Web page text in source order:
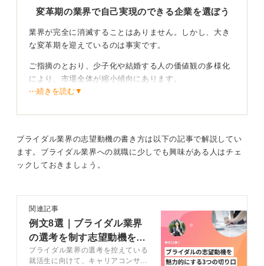
1
変革期の業界で自己実現のできる企業を選ぼう
業界が完全に消滅することはありません。しかし、大き
な変革期を迎えているのは事実です。
ご指摘のとおり、少子化や結婚する人の価値観の多様化
により、市場全体が縮小傾向にあります。
す。
このような状況でこの業界で働くには、幼いころからの
憧れといった気持ちだけでは厳しい可能性があります。
⋯続きを読む▼
ブライダル業界の志望動機の書き方は以下の記事で解説してい
ます。ブライダル業界への就職に少しでも興味がある人はチェ
ックしておきましょう。
関連記事
例文8選｜ブライダル業界
の選考を制す志望動機を作
成する方法
ブライダル業界の選考を控えている
就活生に向けて、キャリアコンサル